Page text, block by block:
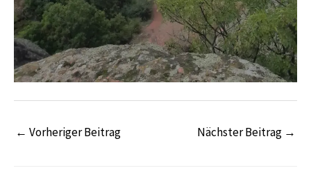
← Vorheriger Beitrag Nächster Beitrag →